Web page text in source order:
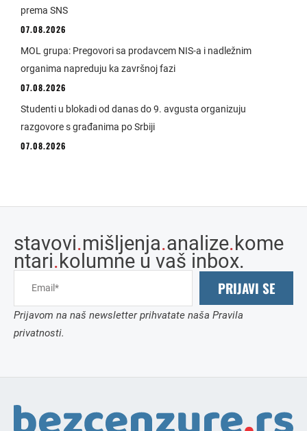
prema SNS
07.08.2026
MOL grupa: Pregovori sa prodavcem NIS-a i nadležnim
organima napreduju ka završnoj fazi
07.08.2026
Studenti u blokadi od danas do 9. avgusta organizuju
razgovore s građanima po Srbiji
07.08.2026
stavovi.mišljenja.analize.kome
ntari.kolumne u vaš inbox.
PRIJAVI SE
Prijavom na naš newsletter prihvatate naša Pravila
privatnosti.